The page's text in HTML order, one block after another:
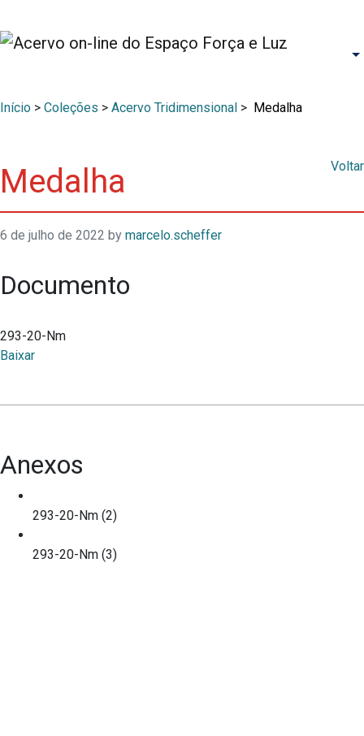
Início > Coleções > Acervo Tridimensional > Medalha
Medalha Voltar
6 de julho de 2022 by marcelo.scheffer
Documento
293-20-Nm
Baixar
Anexos
293-20-Nm (2)
293-20-Nm (3)